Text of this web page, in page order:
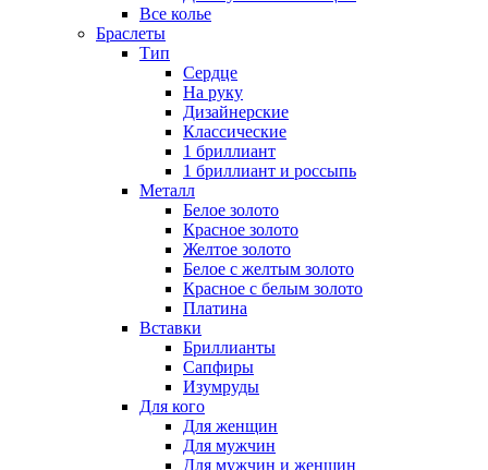
Все колье
Браслеты
Тип
Сердце
На руку
Дизайнерские
Классические
1 бриллиант
1 бриллиант и россыпь
Металл
Белое золото
Красное золото
Желтое золото
Белое с желтым золото
Красное с белым золото
Платина
Вставки
Бриллианты
Сапфиры
Изумруды
Для кого
Для женщин
Для мужчин
Для мужчин и женщин